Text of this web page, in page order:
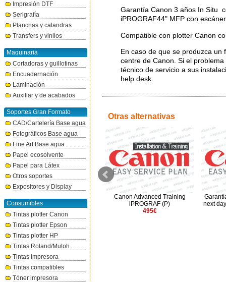
Impresión DTF
Serigrafía
Planchas y calandras
Transfers y vinilos
Maquinaria
Cortadoras y guillotinas
Encuadernación
Laminación
Auxiliar y de acabados
Soportes Gran Formato
CAD/Cartelería Base agua
Fotográficos Base agua
Fine Art Base agua
Papel ecosolvente
Papel para Látex
Otros soportes
Expositores y Display
Consumibles
Tintas plotter Canon
Tintas plotter Epson
Tintas plotter HP
Tintas Roland/Mutoh
Tintas impresora
Tintas compatibles
Tóner impresora
Garantía Canon 3 años In Situ
iPROGRAF44" MFP con
Compatible con plotter Canon
En caso de que se produzca un
centre de Canon. Si el
técnico de servicio a sus
help desk.
Otras alternativas
Garantía Canon 3 años In Situ
next day - iPROGRAF 36" MFP
(P)
1100€
Canon Advanced Training
iPROGRAF (P)
495€
next